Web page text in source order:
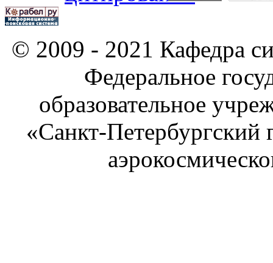
© 2009 - 2021 Кафедра
Федеральное
образовательное
«Санкт-Петербургский